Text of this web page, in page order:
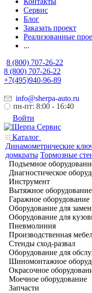
Сервис
Блог
Заказать проект
Реализованные
...
8 (800) 707-26-22
8 (800) 707-26-22
+7(495)940-96-89
info@sherpa-auto.ru
пн-пт: 8:00 - 16:40
Войти
Каталог
Динамометрические
домкраты Тормозные
Подъемное
Диагностическое
Инструмент
Вытяжное оборудование
Гаражное оборудование
Оборудование для
Оборудование для
Пневмолиния
Производственная
Стенды сход-развал
Оборудование для
Шиномонтажное
Окрасочное
Моечное оборудование
Запчасти